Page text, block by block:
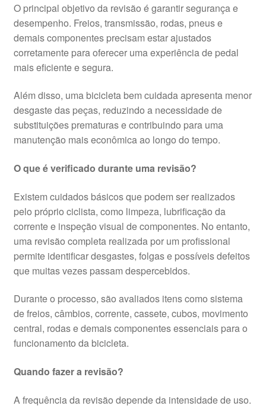
O principal objetivo da revisão é garantir segurança e
desempenho. Freios, transmissão, rodas, pneus e
demais componentes precisam estar ajustados
corretamente para oferecer uma experiência de pedal
mais eficiente e segura.
Além disso, uma bicicleta bem cuidada apresenta menor
desgaste das peças, reduzindo a necessidade de
substituições prematuras e contribuindo para uma
manutenção mais econômica ao longo do tempo.
O que é verificado durante uma revisão?
Existem cuidados básicos que podem ser realizados
pelo próprio ciclista, como limpeza, lubrificação da
corrente e inspeção visual de componentes. No entanto,
uma revisão completa realizada por um profissional
permite identificar desgastes, folgas e possíveis defeitos
que muitas vezes passam despercebidos.
Durante o processo, são avaliados itens como sistema
de freios, câmbios, corrente, cassete, cubos, movimento
central, rodas e demais componentes essenciais para o
funcionamento da bicicleta.
Quando fazer a revisão?
A frequência da revisão depende da intensidade de uso.